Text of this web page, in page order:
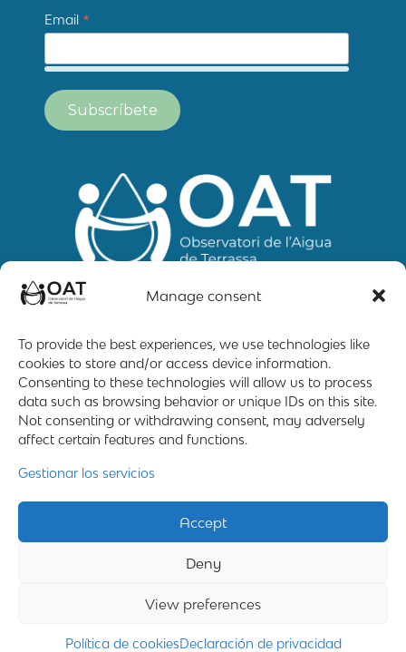
Manage consent
To provide the best experiences, we use technologies like
cookies to store and/or access device information.
Consenting to these technologies will allow us to process
data such as browsing behavior or unique IDs on this site.
Not consenting or withdrawing consent, may adversely
affect certain features and functions.
Gestionar los servicios
Accept
Deny
View preferences
Política de cookiesDeclaración de privacidad
Email *
Mapa web Contacto Aviso Legal
Desing by ©
Jose Ignacio Barragan Lopez